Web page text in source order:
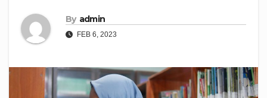
By admin
FEB 6, 2023